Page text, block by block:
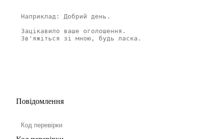
Повідомлення